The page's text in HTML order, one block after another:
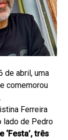
de abril, uma
comemorou
Ferreira
lado de Pedro
‘Festa’, três